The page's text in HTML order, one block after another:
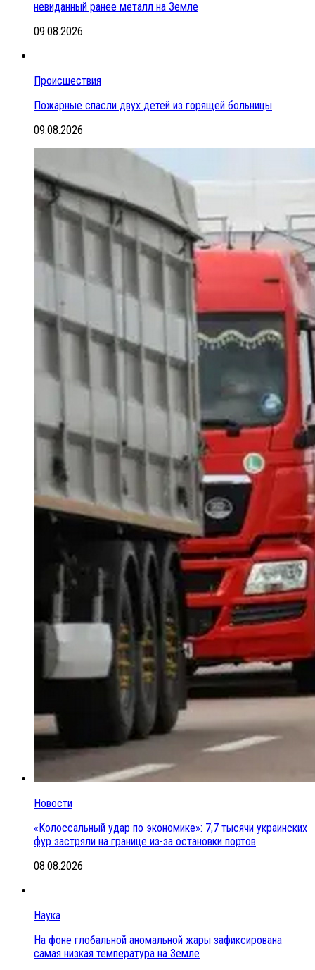
невиданный ранее металл на Земле
09.08.2026
Происшествия
Пожарные спасли двух детей из горящей больницы
09.08.2026
Новости
«Колоссальный удар по экономике»: 7,7 тысячи украинских
фур застряли на границе из-за остановки портов
08.08.2026
Наука
На фоне глобальной аномальной жары зафиксирована
самая низкая температура на Земле